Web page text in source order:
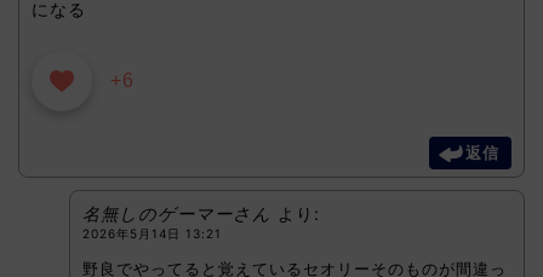
になる
+6
返信
名無しのゲーマーさん より:
2026年5月14日 13:21
野良でやってると覚えているセオリーそのものが間違っ